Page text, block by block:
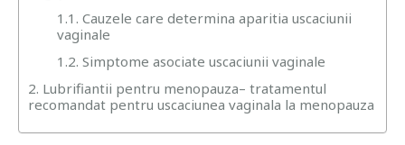
1.1. Cauzele care determina aparitia uscaciunii
vaginale
1.2. Simptome asociate uscaciunii vaginale
2. Lubrifiantii pentru menopauza– tratamentul
recomandat pentru uscaciunea vaginala la menopauza